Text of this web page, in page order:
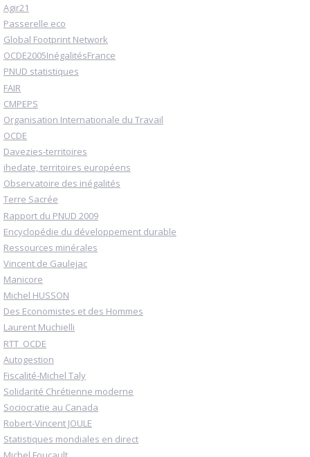
Agir21
Passerelle eco
Global Footprint Network
OCDE2005InégalitésFrance
PNUD statistiques
FAIR
CMPEPS
Organisation Internationale du Travail
OCDE
Davezies-territoires
ihedate, territoires européens
Observatoire des inégalités
Terre Sacrée
Rapport du PNUD 2009
Encyclopédie du développement durable
Ressources minérales
Vincent de Gaulejac
Manicore
Michel HUSSON
Des Economistes et des Hommes
Laurent Muchielli
RTT_OCDE
Autogestion
Fiscalité-Michel Taly
Solidarité Chrétienne moderne
Sociocratie au Canada
Robert-Vincent JOULE
Statistiques mondiales en direct